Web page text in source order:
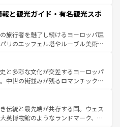
で、忘れられない旅をしてみよう！
情報は
は、情熱的なフラメンコ、熱気あふ
しいタパスが生活の一部となってい
洗練された雰囲気や、バルセロナの
ら、地方では古代ローマ遺跡や中世
土や気候が異なるスペインはその個
性で訪れる人を魅了する。 なお、新着のスペイン情報は コ
てほしい。
と観光ガイド・有名観光スポ
旅行者を魅了し続けるヨーロッパ屈
リのエッフェル塔やルーブル美術館
っている。華麗な宮殿、歴史的な大
そして豊かな自然が、訪れる者を心
フランスは美食の国としても知ら
祥地であるランス、プロヴァンスの
など、多彩な楽しみ方が可能だ。さ
にも魅力が溢れており、どの街角に
と多彩な文化が交差するヨーロッパ
中世の街並みが残るロマンチック街
こを歩いても飽きることがない。ベ
バイエルン州のアルプスの絶景、そ
イン畑といった風景は必見。ビール
伝統と最先端が共存する国。ウェス
英博物館のようなランドマーク、歴